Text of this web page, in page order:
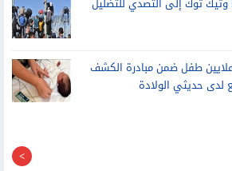
وتيك توك إلى التصدي للتضليل
فحص أكثر من 10 ملايين طفل ضمن مبادرة الكشف
لدى حديثي الولادة